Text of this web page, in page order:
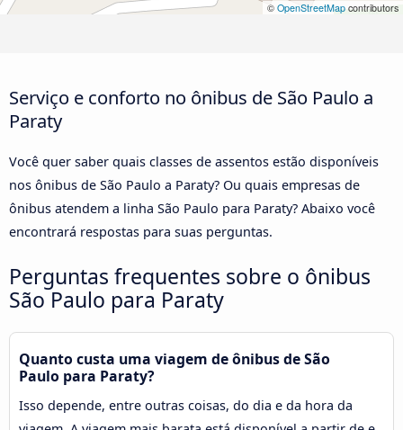
© OpenStreetMap contributors
Serviço e conforto no ônibus de São Paulo a
Paraty
Você quer saber quais classes de assentos estão disponíveis
nos ônibus de São Paulo a Paraty? Ou quais empresas de
ônibus atendem a linha São Paulo para Paraty? Abaixo você
encontrará respostas para suas perguntas.
Perguntas frequentes sobre o ônibus
São Paulo para Paraty
Quanto custa uma viagem de ônibus de São
Paulo para Paraty?
Isso depende, entre outras coisas, do dia e da hora da